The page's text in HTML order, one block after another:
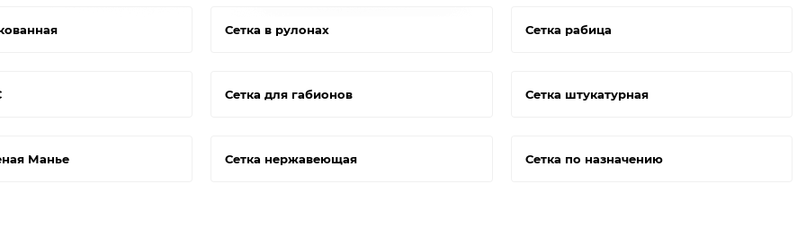
Сетка в рулонах Сетка рабица
Сетка для габионов Сетка штукатурная
Манье Сетка нержавеющая Сетка по назначению